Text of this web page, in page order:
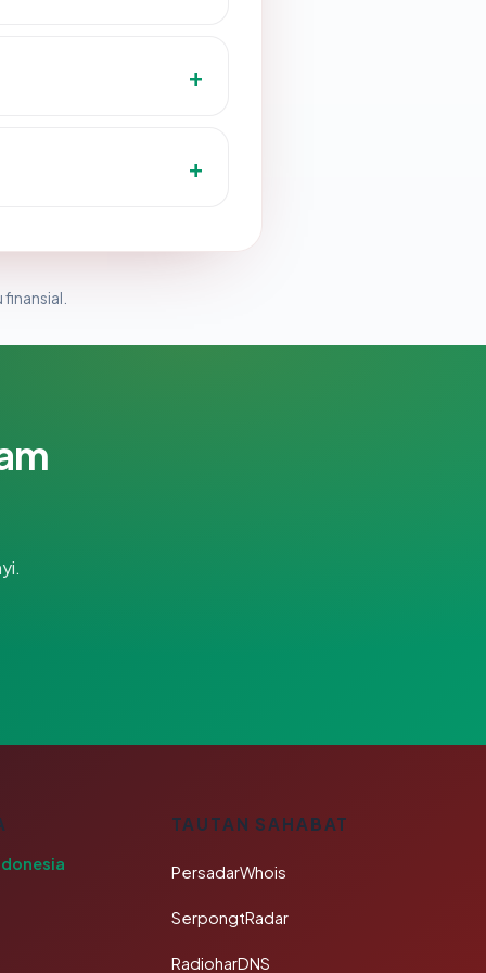
TAUTAN SAHABAT
PersadarWhois
SerpongtRadar
RadioharDNS